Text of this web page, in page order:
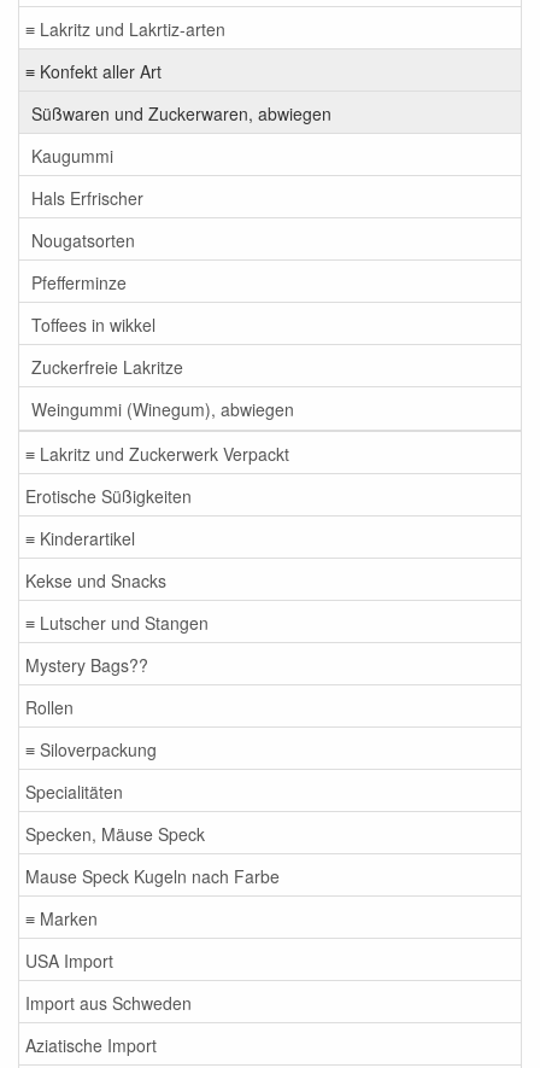
≡ Lakritz und Lakrtiz-arten
≡ Konfekt aller Art
Süßwaren und Zuckerwaren, abwiegen
Kaugummi
Hals Erfrischer
Nougatsorten
Pfefferminze
Toffees in wikkel
Zuckerfreie Lakritze
Weingummi (Winegum), abwiegen
≡ Lakritz und Zuckerwerk Verpackt
Erotische Süßigkeiten
≡ Kinderartikel
Kekse und Snacks
≡ Lutscher und Stangen
Mystery Bags??
Rollen
≡ Siloverpackung
Specialitäten
Specken, Mäuse Speck
Mause Speck Kugeln nach Farbe
≡ Marken
USA Import
Import aus Schweden
Aziatische Import